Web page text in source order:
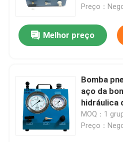
Preço：
Melhor preço
Bomba
aço da
hidráulica
MOQ：1
Preço：